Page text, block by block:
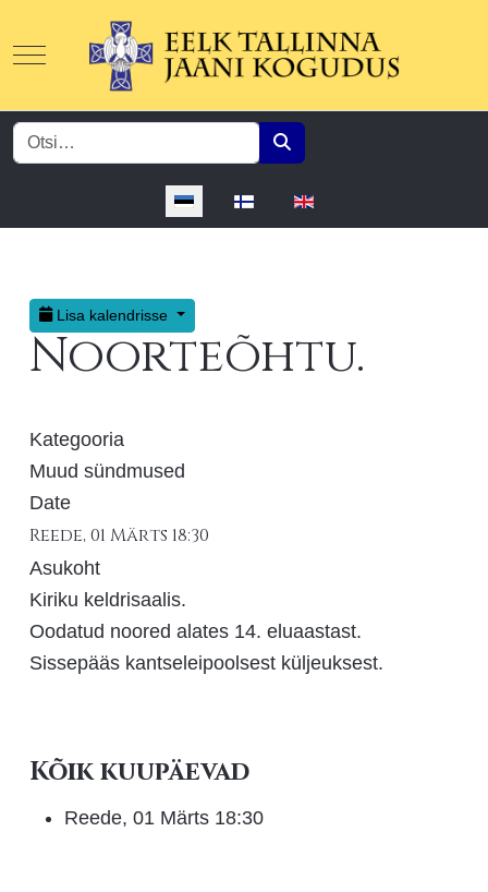
Mobile Menu Toggle
Otsing
Lisa kalendrisse
Noorteõhtu.
Kategooria
Muud sündmused
Date
Reede, 01 Märts 18:30
Asukoht
Kiriku keldrisaalis.
Oodatud noored alates 14. eluaastast.
Sissepääs kantseleipoolsest küljeuksest.
Kõik kuupäevad
Reede, 01 Märts 18:30